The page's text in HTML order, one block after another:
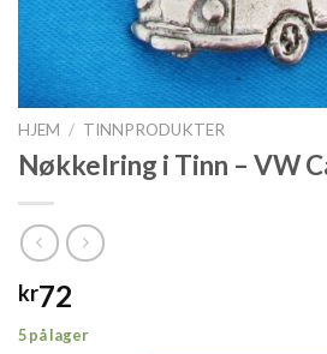
HJEM / TINNPRODUKTER
Nøkkelring i Tinn – VW
kr72
5 på lager